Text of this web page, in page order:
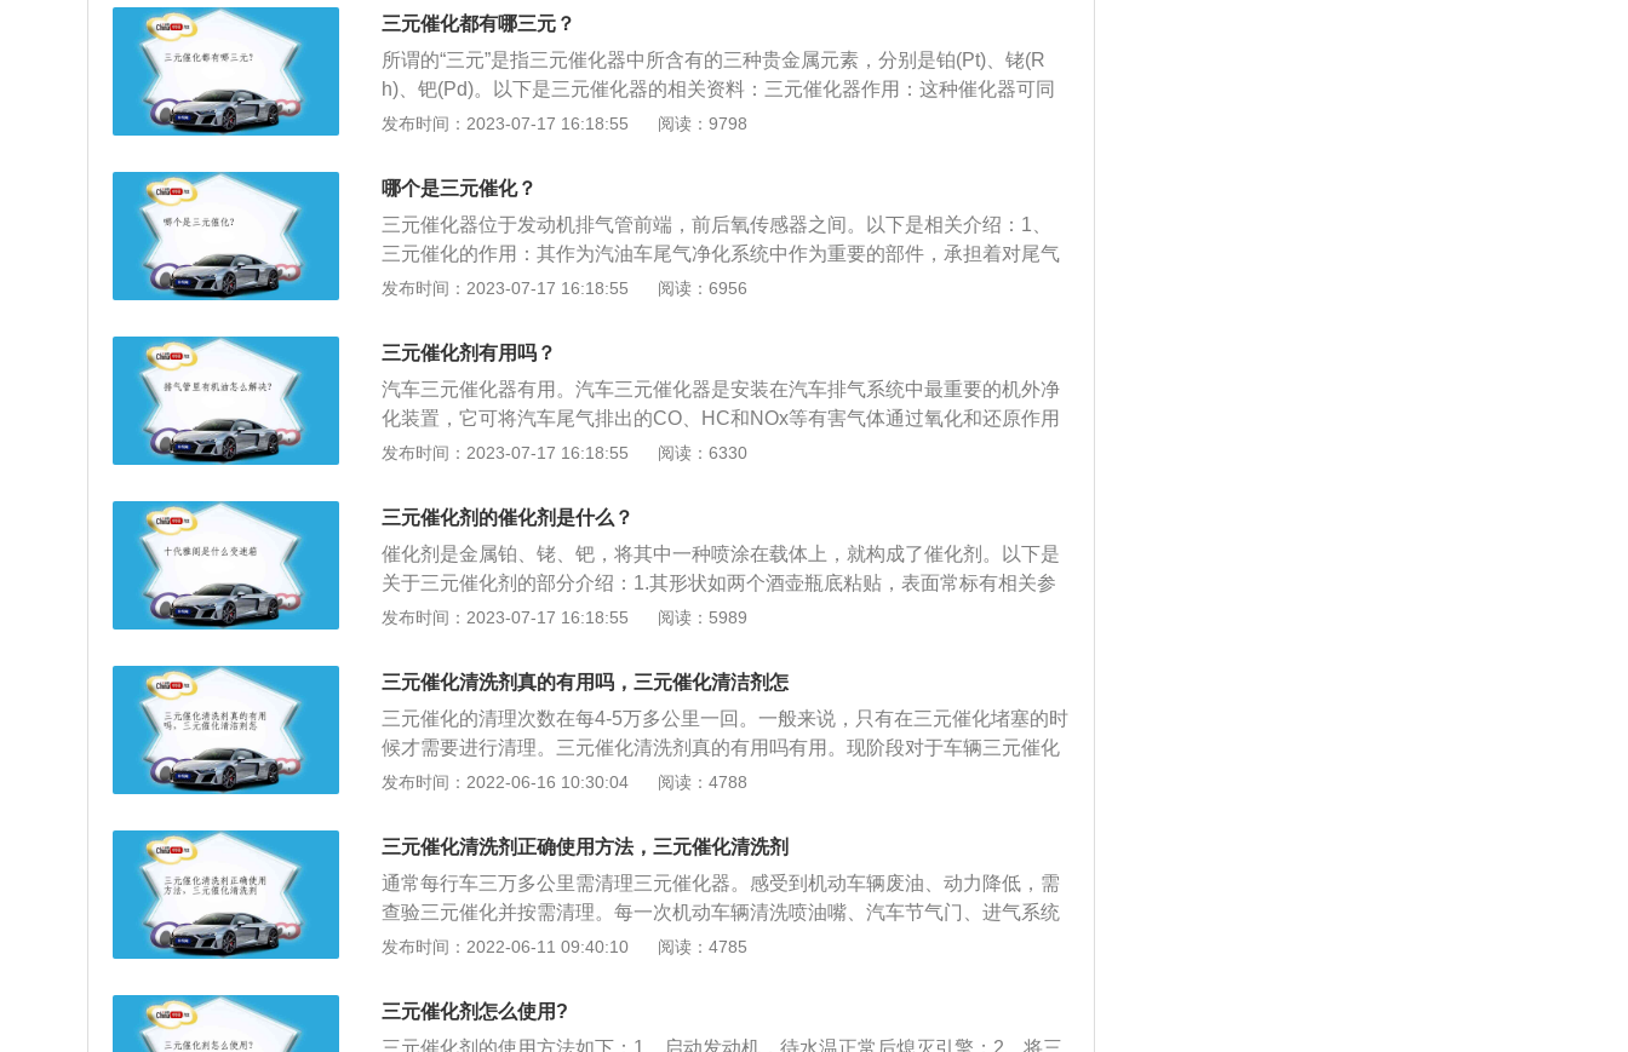
中最重要的机外净化装置，定期对三元催化器进行清洗，非常适用于闭环电喷机
车，驾驶习惯良好的车辆可在1万-2万公里进行清洗。使用方法:利用三元催化器
清洗剂清洗机动车三元催化器，需要专门的清洗工具，类似医院输液，因此，三
元催化器清洗俗称为“打吊瓶”。清洗液通过工具由进气真空管吸入发动机，通过
生化学反应，以达到清洁目的。清洗步骤如下：1.启动发动机，待水温正常后熄
灭引擎；2.将本品倒入专用设备内，将设备输出接头与真空管连接；3.启动发动
机，将转速控制在2000转左右，打开流量控制阀，将本品缓慢滴入进气道。清洗
时间约30-40分钟；4.清洗完毕后保持发动机转速3-5分钟，以排出残液。使用注
意：清洗前检查三元是否有机械损伤，发生热烧结，是否超过20万公里，是否铅
节气门，喷油嘴和燃烧室；清洗过程中，切勿让引擎熄火；清洗过程中，怠速不
宜太高，以免三元催化器过热。
所以称之为三元。三种主要有害物质是：CO（一氧化碳）、HC（碳氢化合
物），NOx（氮氧化合物）。三元催化如果坏了，会有以下弊端：1、对氧浓度
闭环控制有影响，进而对喷油控制、节气门开度都会带来影响。2、污染环境，
并且年检时不能通过尾气检测。
三元催化都有哪三元？
所谓的“三元”是指三元催化器中所含有的三种贵金属元素，分别是铂(Pt)、铑(R
h)、钯(Pd)。以下是三元催化器的相关资料：三元催化器作用：这种催化器可同
时将汽车尾气中的各种主要有害物质转化为无害物质。随着环境保护要求的日益
气排出的CO、HC和NOx等有害气体通过氧化和还原作用转变为无害的二氧化
碳、水和氮气。三元催化器的注意事项：避免长时间的空转：怠速空转时，发动
机内就会有少量混合气未得到完全燃烧，就直接进入排气系统，如果怠速时间过
长就会导致排气系统持续升温，从而烧坏三元催化器。
发布时间：2023-07-17 16:18:55 阅读：9798
哪个是三元催化？
三元催化器位于发动机排气管前端，前后氧传感器之间。以下是相关介绍：1、
三元催化的作用：其作为汽油车尾气净化系统中作为重要的部件，承担着对尾气
中一氧化碳（CO）、碳氢化合物（HC）和氮氧化物NOx等有害气体的催化还原
O）、二氧化碳（CO₂）、氮气（N₂）和氧气（O₂）排出。2、三元催化器的使用
寿命：三元催化器的好坏与否影响着发动机的动力，怠速稳定性及油耗。它的使
用寿命期限：国内标准大致是汽车行程的8-10万公里，而国外一般是16-20万公
里，通常每行驶3万公里需清洗三元催化器。当然，如有出现故障症状，可提前
进行清理。
发布时间：2023-07-17 16:18:55 阅读：6956
三元催化剂有用吗？
汽车三元催化器有用。汽车三元催化器是安装在汽车排气系统中最重要的机外净
化装置，它可将汽车尾气排出的CO、HC和NOx等有害气体通过氧化和还原作用
转变为无害的二氧化碳、水和氮气。三元催化器的工作原理是：当高温的汽车尾
性，促使其进行一定的氧化-还原化学反应，其中CO在高温下氧化成为无色、无
毒的二氧化碳气体；HC化合物在高温下氧化成水（H2O）和二氧化碳；NOx还
原成氮气和氧气。三种有害气体变成无害气体，使汽车尾气得以净化。由于这种
催化器可同时将废气中的三种主要有害物质转化为无害物质，故称三元。
发布时间：2023-07-17 16:18:55 阅读：6330
三元催化剂的催化剂是什么？
催化剂是金属铂、铑、钯，将其中一种喷涂在载体上，就构成了催化剂。以下是
关于三元催化剂的部分介绍：1.其形状如两个酒壶瓶底粘贴，表面常标有相关参
数。2.颜色为亮白色，表面有金属光泽,可因使用时间而表面呈现褪色斑点或略有
同时把Nox分解成氮气和氧气的功效。其载体部件是一块多孔陶瓷材料，表面覆
盖着一层铂、铑、钯等贵重金属。
发布时间：2023-07-17 16:18:55 阅读：5989
三元催化清洗剂真的有用吗，三元催化清洁剂怎
三元催化的清理次数在每4-5万多公里一回。一般来说，只有在三元催化堵塞的时
候才需要进行清理。三元催化清洗剂真的有用吗有用。现阶段对于车辆三元催化
的清理有以下3种方法：添加物清理：添加物清理是将清洁剂可以立即加上至燃
机燃烧室燃烧并最后与废气排出，而在其通过三元催化时，便可对三元催化进行
相应的清理工作。吊瓶清理：吊瓶清理也就是免拆清理，这种形式利用吊瓶的形
式可以立即将清洁剂注入发动机，并使其如空气一起进到发动机燃烧室燃烧，最
后同添加物清理方法一样，在废气排出通过三元催化时，对它进行清理工作。拆
卸清理：拆卸清理需将三元催化彻底拆卸下去，并且用草酸浸泡清理。这种方法
拆。三元催化清洁剂怎么使用三元催化清洗剂的操作流程与普通燃油宝一样，可
立即添加到机动车辆燃油箱内，与燃油混合。待机动车辆开启后，清洁剂便会伴
发布时间：2022-06-16 10:30:04 阅读：4788
三元催化清洗剂正确使用方法，三元催化清洗剂
通常每行车三万多公里需清理三元催化器。感受到机动车辆废油、动力降低，需
查验三元催化并按需清理。每一次机动车辆清洗喷油嘴、汽车节气门、进气系统
时，一定要清理三元催化剂。机动车辆每一年汽车尾气工况检验前最好也做清
理作业就可以，但要是堵住严重，那么就只能可以直接更换。三元催化清洗剂正
确使用方法三元催化清洗剂的操作方法和一般加上燃油宝相同，可以直接加上到
发布时间：2022-06-11 09:40:10 阅读：4785
三元催化剂怎么使用?